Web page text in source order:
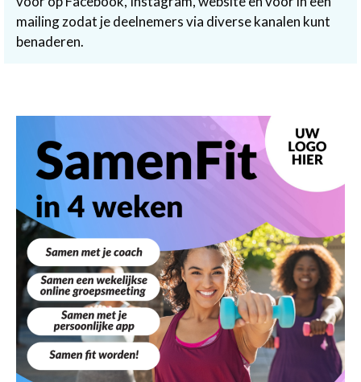
mailing zodat je deelnemers via diverse kanalen kunt
benaderen.